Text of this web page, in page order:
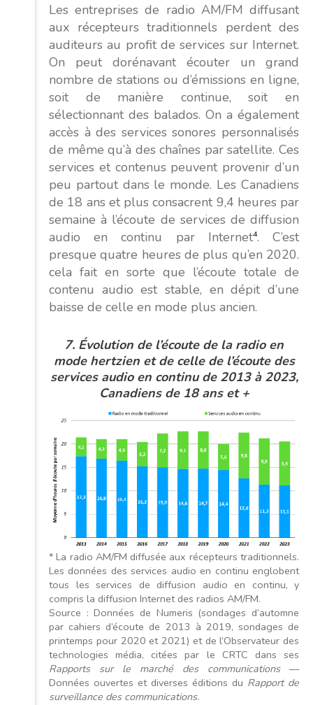
Les entreprises de radio AM/FM diffusant
aux récepteurs traditionnels perdent des
auditeurs au profit de services sur Internet.
On peut dorénavant écouter un grand
nombre de stations ou d’émissions en ligne,
soit de manière continue, soit en
sélectionnant des balados. On a également
accès à des services sonores personnalisés
de même qu’à des chaînes par satellite. Ces
services et contenus peuvent provenir d’un
peu partout dans le monde. Les Canadiens
de 18 ans et plus consacrent 9,4 heures par
semaine à l’écoute de services de diffusion
audio en continu par Internet4. C’est
presque quatre heures de plus qu’en 2020.
cela fait en sorte que l’écoute totale de
contenu audio est stable, en dépit d’une
baisse de celle en mode plus ancien.
7. Évolution de l’écoute de la radio en
mode hertzien et de celle de l’écoute des
services audio en continu de 2013 à 2023,
Canadiens de 18 ans et +
* La radio AM/FM diffusée aux récepteurs traditionnels.
Les données des services audio en continu englobent
tous les services de diffusion audio en continu, y
compris la diffusion Internet des radios AM/FM.
Source : Données de Numeris (sondages d’automne
par cahiers d’écoute de 2013 à 2019, sondages de
printemps pour 2020 et 2021) et de l’Observateur des
technologies média, citées par le CRTC dans ses
Rapports sur le marché des communications—
Données ouvertes et diverses éditions du Rapport de
surveillance des communications.